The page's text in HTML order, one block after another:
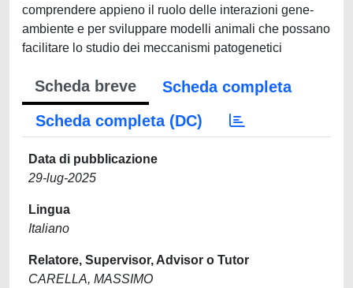
comprendere appieno il ruolo delle interazioni gene-
ambiente e per sviluppare modelli animali che possano
facilitare lo studio dei meccanismi patogenetici
Scheda breve
Scheda completa
Scheda completa (DC)
Data di pubblicazione
29-lug-2025
Lingua
Italiano
Relatore, Supervisor, Advisor o Tutor
CARELLA, MASSIMO